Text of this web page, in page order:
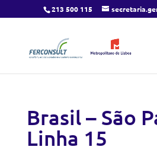
213 500 115
Brasil – São
Linha 15